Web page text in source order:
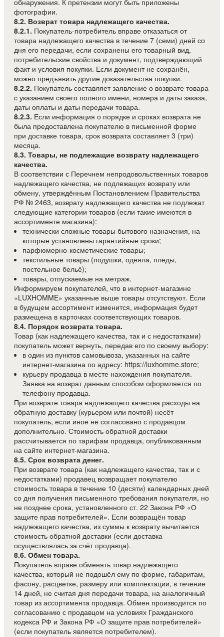
обнаружения. К претензии могут быть приложены
фотографии.
8.2. Возврат товара надлежащего качества.
8.2.1. Покупатель-потребитель вправе отказаться от
товара надлежащего качества в течение 7 (семи) дней со
дня его передачи, если сохранены его товарный вид,
потребительские свойства и документ, подтверждающий
факт и условия покупки. Если документ не сохранён,
можно предъявить другие доказательства покупки.
8.2.2. Покупатель составляет заявление о возврате товара
с указанием своего полного имени, номера и даты заказа,
даты оплаты и даты передачи товара.
8.2.3. Если информация о порядке и сроках возврата не
была предоставлена покупателю в письменной форме
при доставке товара, срок возврата составляет 3 (три)
месяца.
8.3. Товары, не подлежащие возврату надлежащего
качества.
В соответствии с Перечнем непродовольственных товаров
надлежащего качества, не подлежащих возврату или
обмену, утверждённым Постановлением Правительства
РФ № 2463, возврату надлежащего качества не подлежат
следующие категории товаров (если такие имеются в
ассортименте магазина):
технически сложные товары бытового назначения, на
которые установлены гарантийные сроки;
парфюмерно-косметические товары;
текстильные товары (подушки, одеяла, пледы,
постельное бельё);
товары, отпускаемые на метраж.
Информируем покупателей, что в интернет-магазине
«LUXHOMME» указанные выше товары отсутствуют. Если
в будущем ассортимент изменится, информация будет
размещена в карточках соответствующих товаров.
8.4. Порядок возврата товара.
Товар (как надлежащего качества, так и с недостатками)
покупатель может вернуть, передав его по своему выбору:
в один из пунктов самовывоза, указанных на сайте
интернет-магазина по адресу: https://luxhomme.store;
курьеру продавца в месте нахождения покупателя.
Заявка на возврат данным способом оформляется по
телефону продавца.
При возврате товара надлежащего качества расходы на
обратную доставку (курьером или почтой) несёт
покупатель, если иное не согласовано с продавцом
дополнительно. Стоимость обратной доставки
рассчитывается по тарифам продавца, опубликованным
на сайте интернет-магазина.
8.5. Срок возврата денег.
При возврате товара (как надлежащего качества, так и с
недостатками) продавец возвращает покупателю
стоимость товара в течение 10 (десяти) календарных дней
со дня получения письменного требования покупателя, но
не позднее срока, установленного ст. 22 Закона РФ «О
защите прав потребителей». Если возвращён товар
надлежащего качества, из суммы к возврату вычитается
стоимость обратной доставки (если доставка
осуществлялась за счёт продавца).
8.6. Обмен товара.
Покупатель вправе обменять товар надлежащего
качества, который не подошёл ему по форме, габаритам,
фасону, расцветке, размеру или комплектации, в течение
14 дней, не считая дня передачи товара, на аналогичный
товар из ассортимента продавца. Обмен производится по
согласованию с продавцом на условиях Гражданского
кодекса РФ и Закона РФ «О защите прав потребителей»
(если покупатель является потребителем).